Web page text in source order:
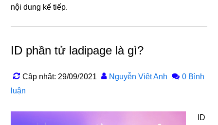
nội dung kế tiếp.
ID phần tử ladipage là gì?
Cập nhật: 29/09/2021 Nguyễn Việt Anh
0 Bình
luận
ID